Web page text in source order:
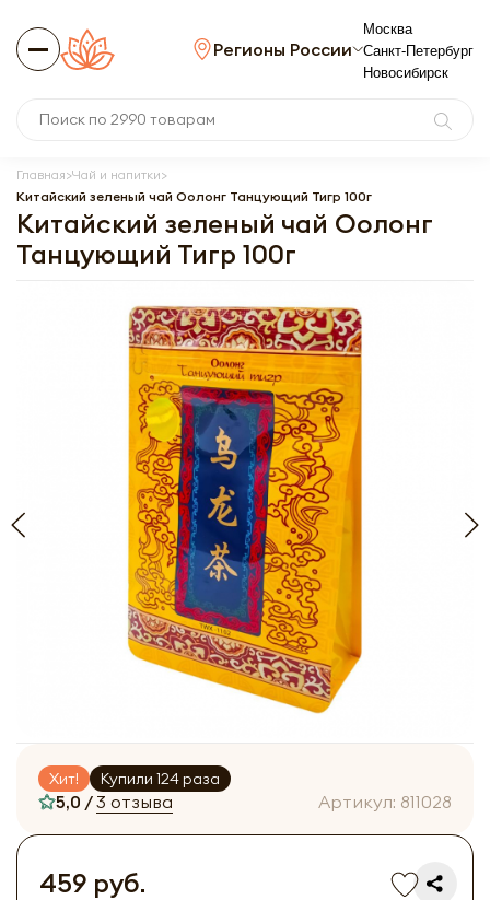
Регионы России
Москва
Санкт-Петербург
Новосибирск
Главная Чай и напитки
Китайский зеленый чай Оолонг Танцующий Тигр 100г
Китайский зеленый чай Оолонг
Танцующий Тигр 100г
Хит! Купили 124 раза
5,0 /3 отзыва Артикул: 811028
459 руб.